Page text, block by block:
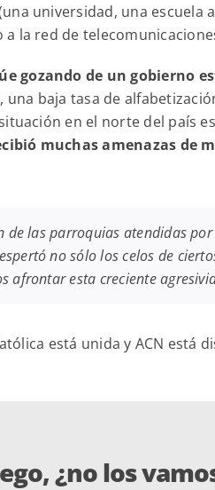
universidad, una escuela
la red de
gozando de un gobierno
baja tasa de
en el norte del país
muchas amenazas
de las parroquias atendidas
no sólo los celos de
afrontar esta creciente
está unida y ACN está
¿no los